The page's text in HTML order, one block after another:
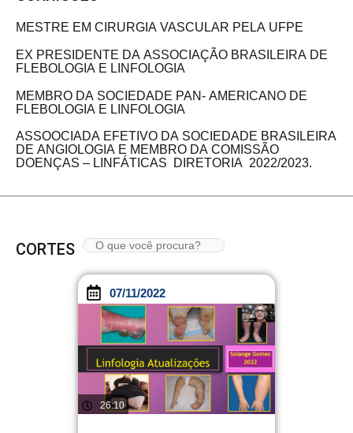
MESTRE EM CIRURGIA VASCULAR PELA UFPE
EX PRESIDENTE DA ASSOCIAÇÃO BRASILEIRA DE
FLEBOLOGIA E LINFOLOGIA
MEMBRO DA SOCIEDADE PAN- AMERICANO DE
FLEBOLOGIA E LINFOLOGIA
ASSOOCIADA EFETIVO DA SOCIEDADE BRASILEIRA
DE ANGIOLOGIA E MEMBRO DA COMISSÃO
DOENÇAS – LINFÁTICAS DIRETORIA 2022/2023.
CORTES
07/11/2022
26:10